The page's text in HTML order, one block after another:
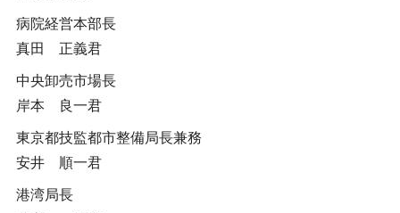
病院経営本部長
真田 正義君
中央卸売市場長
岸本 良一君
東京都技監都市整備局長兼務
安井 順一君
港湾局長